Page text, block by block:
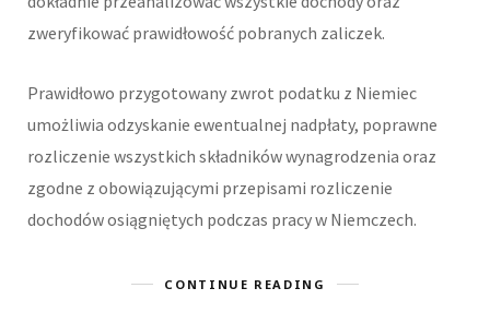
zweryfikować prawidłowość pobranych zaliczek.
Prawidłowo przygotowany zwrot podatku z Niemiec
umożliwia odzyskanie ewentualnej nadpłaty, poprawne
rozliczenie wszystkich składników wynagrodzenia oraz
zgodne z obowiązującymi przepisami rozliczenie
dochodów osiągniętych podczas pracy w Niemczech.
CONTINUE READING